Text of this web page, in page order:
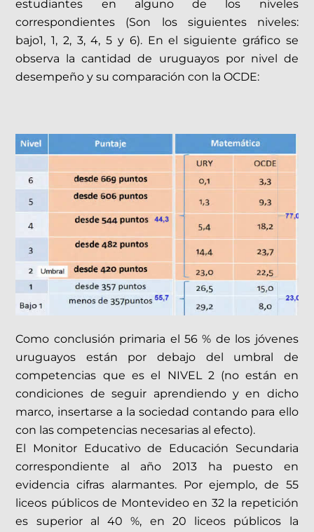
estudiantes en alguno de los niveles
correspondientes (Son los siguientes niveles:
bajo1, 1, 2, 3, 4, 5 y 6). En el siguiente gráfico se
observa la cantidad de uruguayos por nivel de
desempeño y su comparación con la OCDE:
Como conclusión primaria el 56 % de los jóvenes
uruguayos están por debajo del umbral de
competencias que es el NIVEL 2 (no están en
condiciones de seguir aprendiendo y en dicho
marco, insertarse a la sociedad contando para ello
con las competencias necesarias al efecto).
El Monitor Educativo de Educación Secundaria
correspondiente al año 2013 ha puesto en
evidencia cifras alarmantes. Por ejemplo, de 55
liceos públicos de Montevideo en 32 la repetición
es superior al 40 %, en 20 liceos públicos la